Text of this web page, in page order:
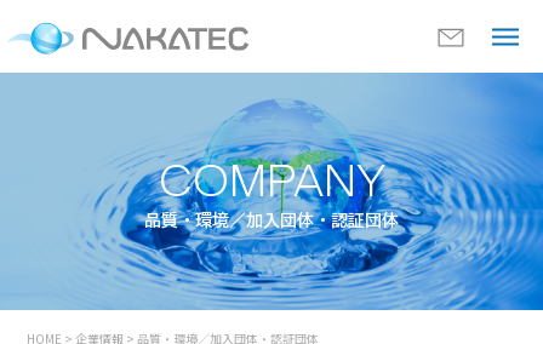
COMPANY
品質・環境／加入団体・認証団体
HOME >企業情報 > 品質・環境／加入団体・認証団体